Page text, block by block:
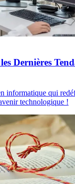
Dernières
informatique qui
technologique !